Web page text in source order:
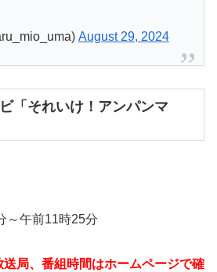
August 29, 2024
「それいけ！アンパンマ
午前11時25分
局、番組時間はホームページで確